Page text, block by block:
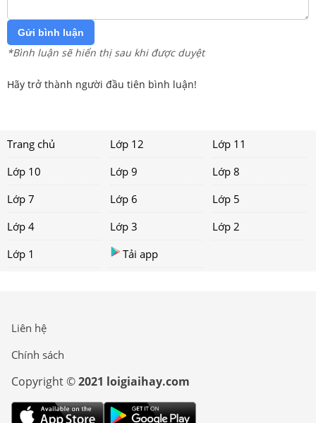
Gửi bình luận
*Bình luận sẽ hiển thị sau khi được duyệt
Hãy trở thành người đầu tiên bình luận!
Trang chủ Lớp 12
Lớp 11
Lớp 10
Lớp 9
Lớp 8
Lớp 7
Lớp 6
Lớp 5
Lớp 4
Lớp 3
Lớp 2
Lớp 1
Tải app
Liên hệ
Chính sách
Copyright ©2021 loigiaihay.com